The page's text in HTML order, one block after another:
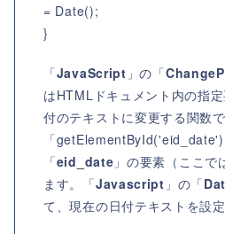
= Date();
}
「JavaScript 」の「
はHTMLドキュメント内の指
付のテキストに変更する関数で
「
「eid_date 」の要素（ここで
ます。「Javascript 」の「
て、現在の日付テキストを設定